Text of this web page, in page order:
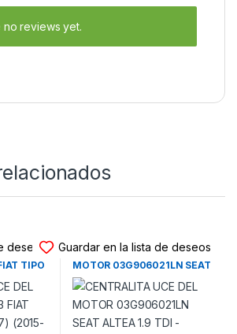
no reviews yet.
deseos
TIPO
2024)
Guardar en la lista de deseos
CENTRALITA UCE DEL
MOTOR 03G906021LN SEAT
ALTEA 1.9 TDI –
VOLKSWAGEN (2004-2009)